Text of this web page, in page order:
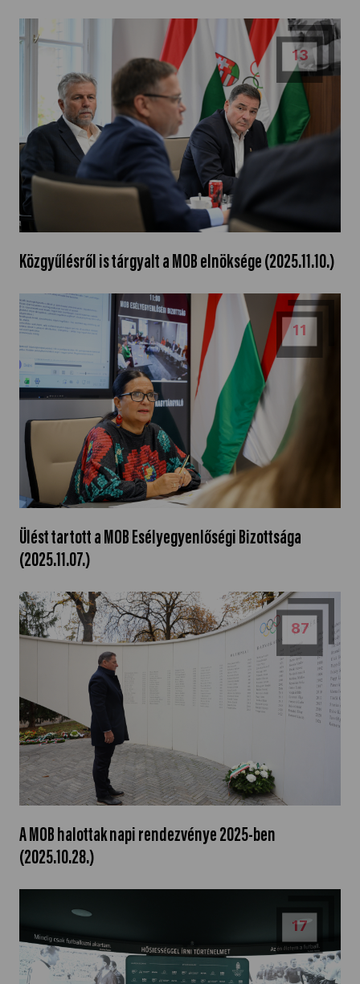
Közgyűlésről is tárgyalt a MOB elnöksége (2025.11.10.)
13
Ülést tartott a MOB Esélyegyenlőségi Bizottsága
(2025.11.07.)
11
A MOB halottak napi rendezvénye 2025-ben
(2025.10.28.)
87
17